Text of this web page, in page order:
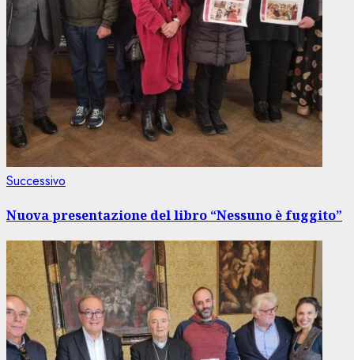
Successivo
Nuova presentazione del libro “Nessuno è fuggito”